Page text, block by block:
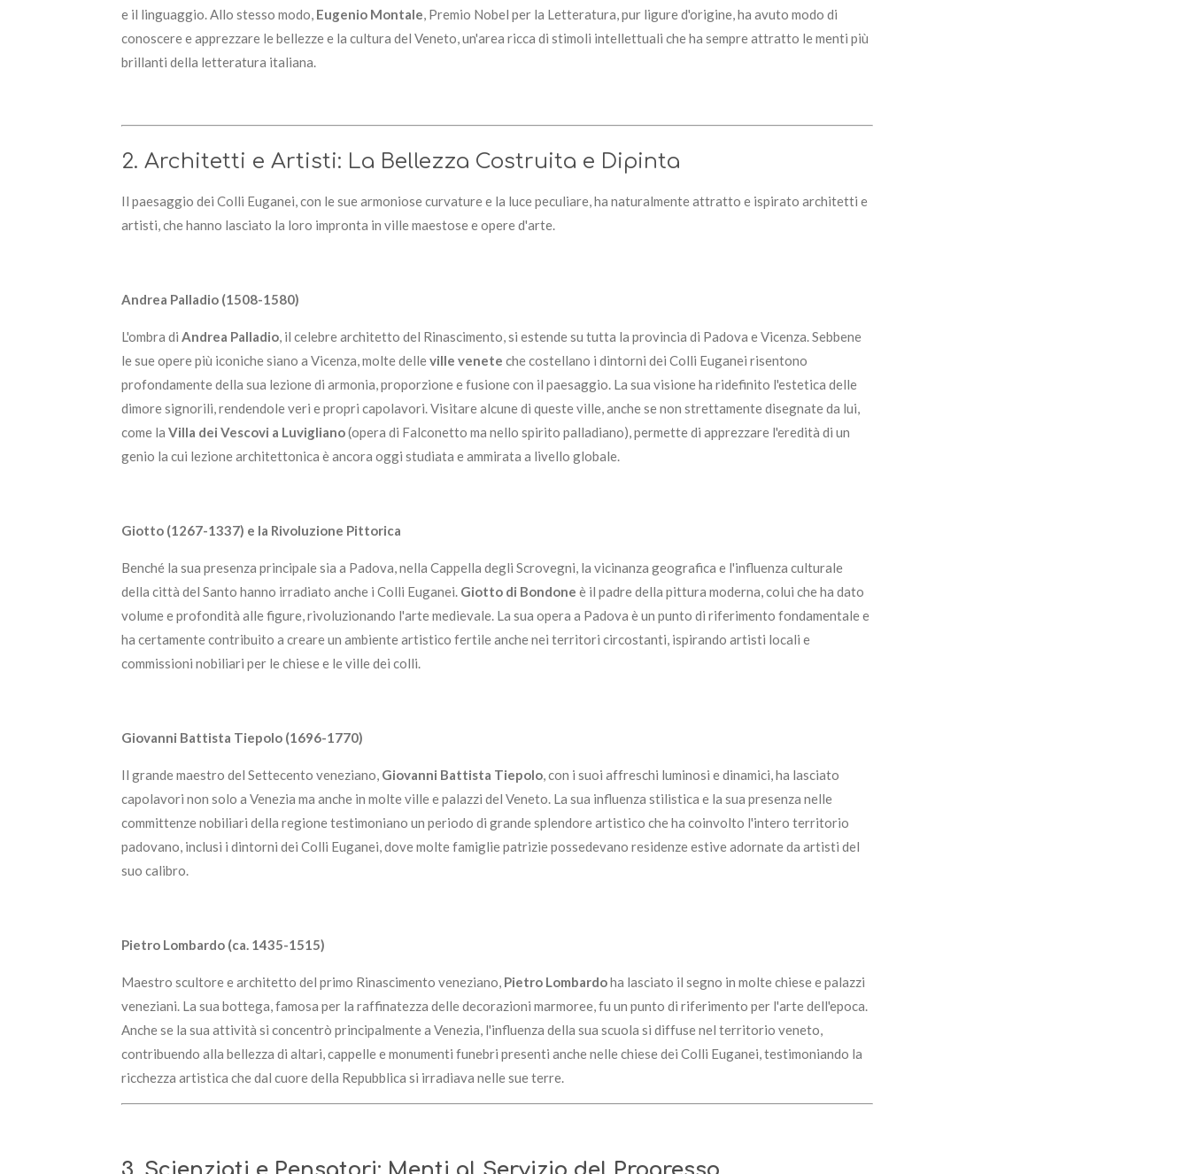
e il linguaggio. Allo stesso modo, Eugenio Montale, Premio Nobel per la Letteratura, pur ligure d'origine, ha avuto modo di
conoscere e apprezzare le bellezze e la cultura del Veneto, un'area ricca di stimoli intellettuali che ha sempre attratto le menti più
brillanti della letteratura italiana.
2. Architetti e Artisti: La Bellezza Costruita e Dipinta
Il paesaggio dei Colli Euganei, con le sue armoniose curvature e la luce peculiare, ha naturalmente attratto e ispirato architetti e
artisti, che hanno lasciato la loro impronta in ville maestose e opere d'arte.
Andrea Palladio (1508-1580)
L'ombra di Andrea Palladio, il celebre architetto del Rinascimento, si estende su tutta la provincia di Padova e Vicenza. Sebbene
le sue opere più iconiche siano a Vicenza, molte delleville venete che costellano i dintorni dei Colli Euganei risentono
profondamente della sua lezione di armonia, proporzione e fusione con il paesaggio. La sua visione ha ridefinito l'estetica delle
dimore signorili, rendendole veri e propri capolavori. Visitare alcune di queste ville, anche se non strettamente disegnate da lui,
come la Villa dei Vescovi a Luvigliano(opera di Falconetto ma nello spirito palladiano), permette di apprezzare l'eredità di un
genio la cui lezione architettonica è ancora oggi studiata e ammirata a livello globale.
Giotto (1267-1337) e la Rivoluzione Pittorica
Benché la sua presenza principale sia a Padova, nella Cappella degli Scrovegni, la vicinanza geografica e l'influenza culturale
della città del Santo hanno irradiato anche i Colli Euganei. Giotto di Bondone è il padre della pittura moderna, colui che ha dato
volume e profondità alle figure, rivoluzionando l'arte medievale. La sua opera a Padova è un punto di riferimento fondamentale e
ha certamente contribuito a creare un ambiente artistico fertile anche nei territori circostanti, ispirando artisti locali e
commissioni nobiliari per le chiese e le ville dei colli.
Giovanni Battista Tiepolo (1696-1770)
Il grande maestro del Settecento veneziano, Giovanni Battista Tiepolo, con i suoi affreschi luminosi e dinamici, ha lasciato
capolavori non solo a Venezia ma anche in molte ville e palazzi del Veneto. La sua influenza stilistica e la sua presenza nelle
committenze nobiliari della regione testimoniano un periodo di grande splendore artistico che ha coinvolto l'intero territorio
padovano, inclusi i dintorni dei Colli Euganei, dove molte famiglie patrizie possedevano residenze estive adornate da artisti del
suo calibro.
Pietro Lombardo (ca. 1435-1515)
Maestro scultore e architetto del primo Rinascimento veneziano, Pietro Lombardoha lasciato il segno in molte chiese e palazzi
veneziani. La sua bottega, famosa per la raffinatezza delle decorazioni marmoree, fu un punto di riferimento per l'arte dell'epoca.
Anche se la sua attività si concentrò principalmente a Venezia, l'influenza della sua scuola si diffuse nel territorio veneto,
contribuendo alla bellezza di altari, cappelle e monumenti funebri presenti anche nelle chiese dei Colli Euganei, testimoniando la
ricchezza artistica che dal cuore della Repubblica si irradiava nelle sue terre.